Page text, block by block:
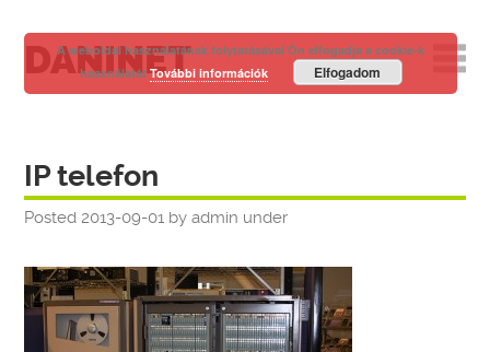
DANINET
IP telefon
Posted2013-09-01 byadmin under
A weboldal használatának folytatásával Ön elfogadja a cookie-k
használatátTovábbi információk Elfogadom